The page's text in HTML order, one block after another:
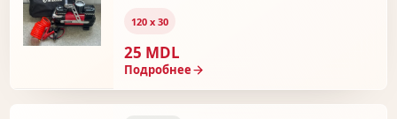
120 х 30
25 MDL
Подробнее